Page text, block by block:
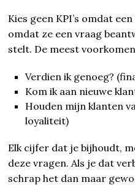
Kies geen KPI’s omdat
omdat ze een vraag
stelt. De meest
Verdien ik genoeg?
Kom ik aan nieuwe
Houden mijn klanten
loyaliteit)
Elk cijfer dat je bijhoudt,
deze vragen. Als je dat
schrap het dan maar